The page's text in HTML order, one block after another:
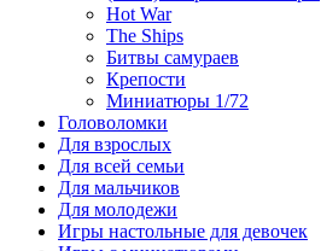
Hot War
The Ships
Битвы самураев
Крепости
Миниатюры 1/72
Головоломки
Для взрослых
Для всей семьи
Для мальчиков
Для молодежи
Игры настольные для девочек